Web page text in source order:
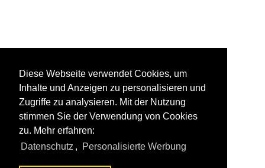
Diese Webseite verwendet Cookies, um
Inhalte und Anzeigen zu personalisieren und
Zugriffe zu analysieren. Mit der Nutzung
stimmen Sie der Verwendung von Cookies
zu. Mehr erfahren:
Datenschutz , Personalisierte Werbung